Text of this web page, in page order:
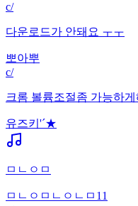
c/
다운로드가 안돼요 ㅜㅜ
뽀아뿌
c/
크롬 볼륨조절좀 가능하
유즈키'´★
ㅁㄴㅇㅁ
ㅁㄴㅇㅁㄴㅇㄴㅁ11